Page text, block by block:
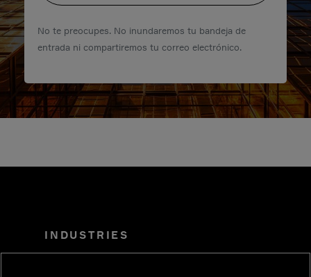
No te preocupes. No inundaremos tu bandeja de
entrada ni compartiremos tu correo electrónico.
INDUSTRIES